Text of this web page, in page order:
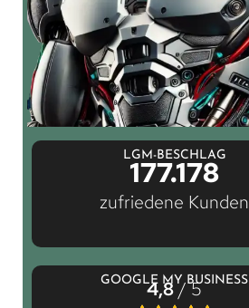
LGM-BESCHLAG
177.178
zufriedene Kunden
GOOGLE MY BUSINESS
4,8/ 5